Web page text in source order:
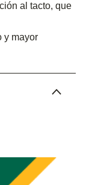
al tacto, que
y mayor